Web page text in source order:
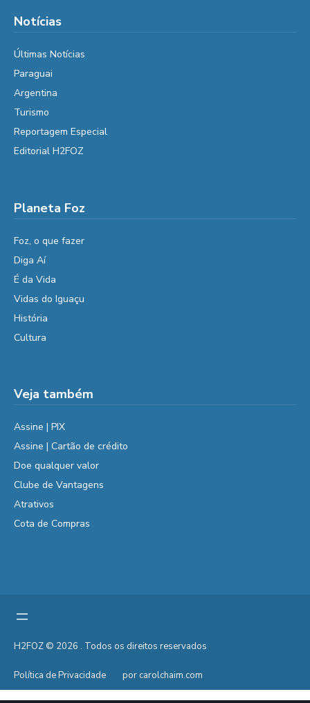
Notícias
Últimas Notícias
Paraguai
Argentina
Turismo
Reportagem Especial
Editorial H2FOZ
Planeta Foz
Foz, o que fazer
Diga Aí
É da Vida
Vidas do Iguaçu
História
Cultura
Veja também
Assine | PIX
Assine | Cartão de crédito
Doe qualquer valor
Clube de Vantagens
Atrativos
Cota de Compras
H2FOZ © 2026 . Todos os direitos reservados
Política de Privacidade por carolchaim.com